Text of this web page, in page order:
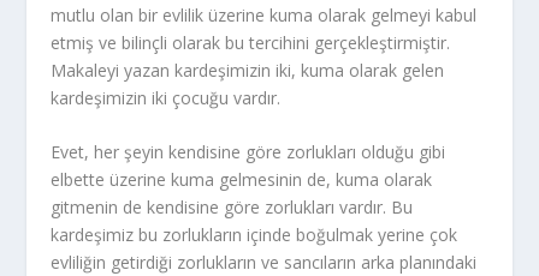
mutlu olan bir evlilik üzerine kuma olarak gelmeyi kabul
etmiş ve bilinçli olarak bu tercihini gerçekleştirmiştir.
Makaleyi yazan kardeşimizin iki, kuma olarak gelen
kardeşimizin iki çocuğu vardır.
Evet, her şeyin kendisine göre zorlukları olduğu gibi
elbette üzerine kuma gelmesinin de, kuma olarak
gitmenin de kendisine göre zorlukları vardır. Bu
kardeşimiz bu zorlukların içinde boğulmak yerine çok
evliliğin getirdiği zorlukların ve sancıların arka planındaki